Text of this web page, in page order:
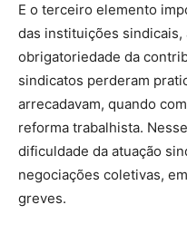
E o terceiro elemento
das instituições sindicais,
obrigatoriedade da
sindicatos perderam
arrecadavam, quando
reforma trabalhista.
dificuldade da atuação
negociações coletivas,
greves.